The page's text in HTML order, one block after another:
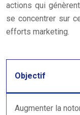
actions qui
se concentrer sur
efforts marketing.
Objectif
Augmenter la